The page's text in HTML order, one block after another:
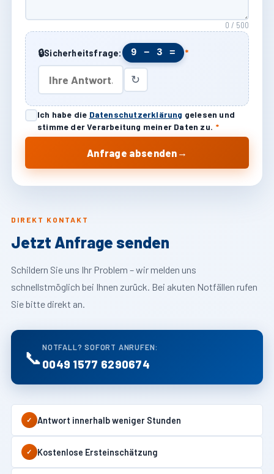
DIREKT KONTAKT
Jetzt Anfrage senden
Schildern Sie uns Ihr Problem – wir melden uns
schnellstmöglich bei Ihnen zurück. Bei akuten Notfällen rufen
Sie bitte direkt an.
📞 NOTFALL? SOFORT ANRUFEN:
0049 1577 6290674
✓ Antwort innerhalb weniger Stunden
✓ Kostenlose Ersteinschätzung
0 / 500
🔒Sicherheitsfrage: 9 − 3 = *
↻
Ich habe die Datenschutzerklärung gelesen und
stimme der Verarbeitung meiner Daten zu. *
Anfrage absenden →